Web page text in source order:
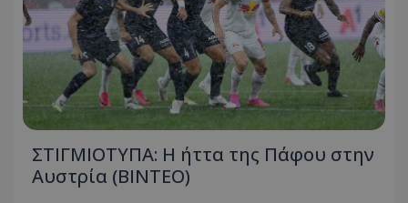
ΣΤΙΓΜΙΟΤΥΠΑ: Η ήττα της Πάφου στην
Αυστρία (ΒΙΝΤΕΟ)